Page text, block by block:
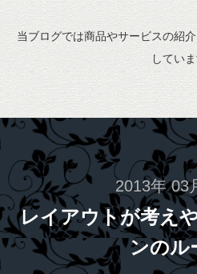
当ブログでは商品やサービスの紹
してい
2013年 03
レイアウトが考え
ンのル